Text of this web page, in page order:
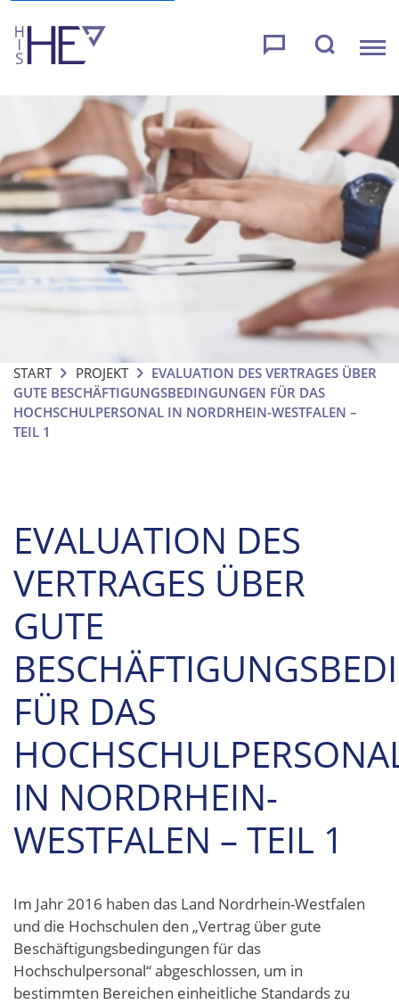
START PROJEKT
EVALUATION DES VERTRAGES ÜBER
GUTE BESCHÄFTIGUNGSBEDINGUNGEN FÜR DAS
HOCHSCHULPERSONAL IN NORDRHEIN-WESTFALEN –
TEIL 1
EVALUATION DES
VERTRAGES ÜBER
GUTE
FÜR DAS
IN NORDRHEIN-
WESTFALEN – TEIL 1
Im Jahr 2016 haben das Land Nordrhein-Westfalen
und die Hochschulen den „Vertrag über gute
Beschäftigungsbedingungen für das
Hochschulpersonal“ abgeschlossen, um in
bestimmten Bereichen einheitliche Standards zu